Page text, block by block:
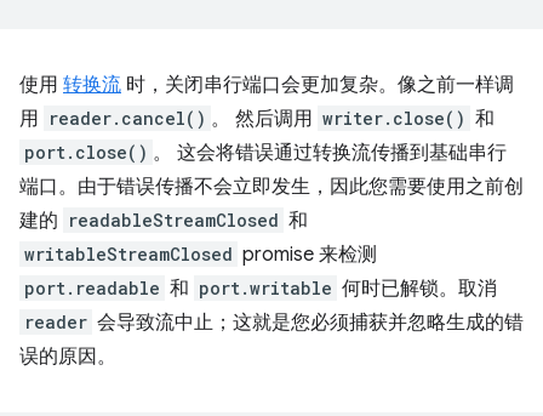
使用 转换流 时，关闭串行端口会更加复杂。像之前一样调
用 reader.cancel() 。 然后调用 writer.close() 和
port.close() 。 这会将错误通过转换流传播到基础串行
端口。由于错误传播不会立即发生，因此您需要使用之前创
建的 readableStreamClosed 和
writableStreamClosed promise 来检测
port.readable 和 port.writable 何时已解锁。取消
reader 会导致流中止；这就是您必须捕获并忽略生成的错
误的原因。